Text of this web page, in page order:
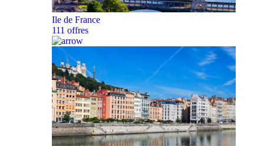
Ile de France
111 offres